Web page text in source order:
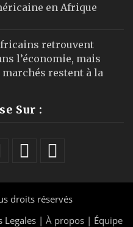
en Afrique
retrouvent
l’économie, mais
restent à la
Sur :
droits réservés
Legales | À propos | Équipe